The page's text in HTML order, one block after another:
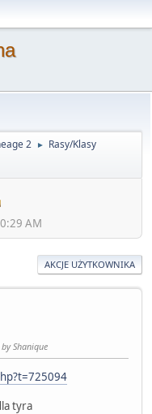
2 ► Rasy/Klasy
AM
AKCJE UŻYTKOWNIKA
Shanique
tyra